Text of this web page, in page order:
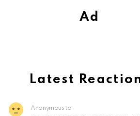
Ad
Latest
Anonymous to